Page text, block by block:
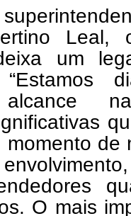
Leal,
um
“Estamos
de
O mais